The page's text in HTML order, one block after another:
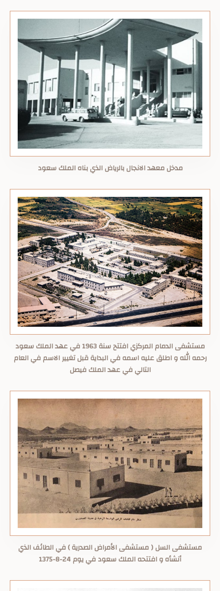
مدخل معهد الانجال بالرياض الذي بناه الملك سعود
مستشفى الدمام المركزي افتتح سنة 1963 في عهد الملك سعود
رحمه الله و اطلق عليه اسمه في البداية قبل تغيير الاسم في العام
التالي في عهد الملك فيصل
مستشفى السل ( مستشفى الأمراض الصدرية ) في الطائف الذي
أنشأه و افتتحه الملك سعود في يوم 24-8-1375